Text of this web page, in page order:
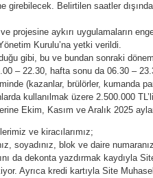
girebilecek. Belirtilen saatler
projesine aykırı uygulamaların
Kurulu’na yetki verildi.
gibi, bu ve bundan sonraki
– 22.30, hafta sonu da 06.30 –
(kazanlar, brülörler, kumanda
kullanılmak üzere 2.500.000
Ekim, Kasım ve Aralık 2025
ve kiracılarımız;
soyadınız, blok ve daire
da dekonta yazdırmak kaydıyla
Ayrıca kredi kartıyla Site